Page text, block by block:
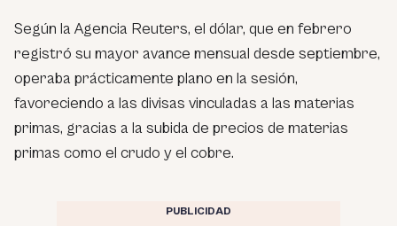
Según la Agencia Reuters, el dólar, que en febrero
registró su mayor avance mensual desde septiembre,
operaba prácticamente plano en la sesión,
favoreciendo a las divisas vinculadas a las materias
primas, gracias a la subida de precios de materias
primas como el crudo y el cobre.
PUBLICIDAD